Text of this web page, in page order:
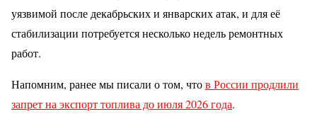
уязвимой после декабрьских и январских атак, и для её
стабилизации потребуется несколько недель ремонтных
работ.
Напомним, ранее мы писали о том, чтов России продлили
запрет на экспорт топлива до июля 2026 года.